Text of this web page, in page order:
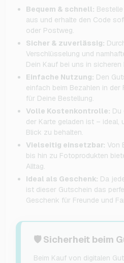
Bequem & schnell:
aus und erhalte den Code
oder Postweg.
Sicher & zuverlässig:
Verschlüsselung und
Dein Kauf bei uns in sicheren
Einfache Nutzung: Den
einfach beim Bezahlen in
für Deine Bestellung.
Volle Kostenkontrolle: Du
der Karte geladen ist – ideal,
Blick zu behalten.
Vielseitig einsetzbar: Von
bis hin zu Fotoprodukten
Alltag.
Ideal als Geschenk: Da
ist dieser Gutschein das
Geschenk für Freunde und
🛡️ Sicherheit beim
Beim Kauf von digitalen